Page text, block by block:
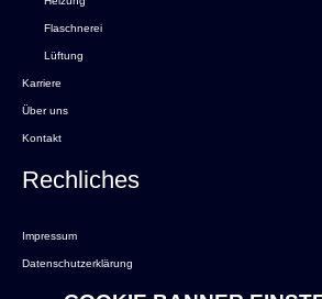
Flaschnerei
Lüftung
Karriere
Über uns
Kontakt
Rechliches
Impressum
Datenschutzerklärung